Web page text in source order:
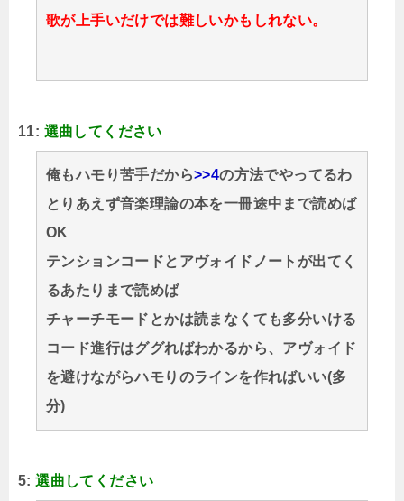
歌が上手いだけでは難しいかもしれない。
11: 選曲してください
俺もハモり苦手だから>>4の方法でやってるわ
とりあえず音楽理論の本を一冊途中まで読めば
OK
テンションコードとアヴォイドノートが出てく
るあたりまで読めば
チャーチモードとかは読まなくても多分いける
コード進行はググればわかるから、アヴォイド
を避けながらハモりのラインを作ればいい(多
分)
5:選曲してください